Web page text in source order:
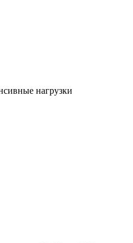
нагрузки